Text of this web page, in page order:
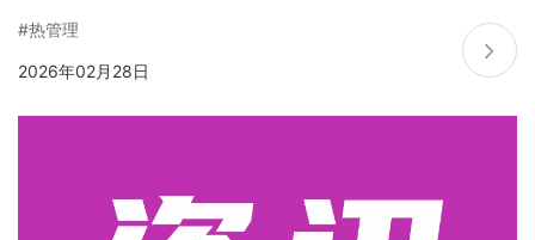
#热管理
2026年02月28日